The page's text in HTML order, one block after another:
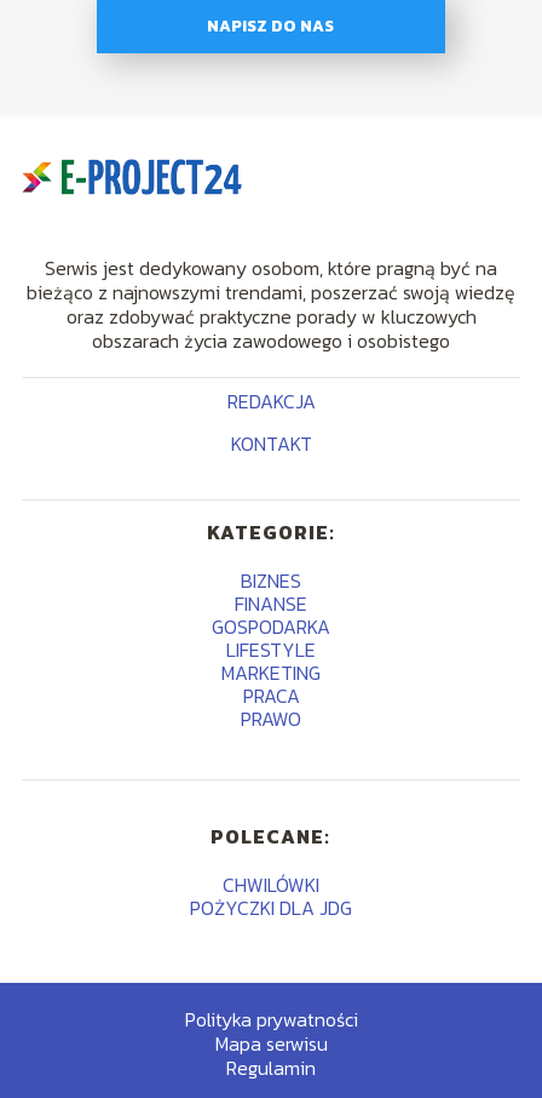
NAPISZ DO NAS
Serwis jest dedykowany osobom, które pragną być na
bieżąco z najnowszymi trendami, poszerzać swoją wiedzę
oraz zdobywać praktyczne porady w kluczowych
obszarach życia zawodowego i osobistego
REDAKCJA
KONTAKT
KATEGORIE:
BIZNES
FINANSE
GOSPODARKA
LIFESTYLE
MARKETING
PRACA
PRAWO
POLECANE:
CHWILÓWKI
POŻYCZKI DLA JDG
Polityka prywatności
Mapa serwisu
Regulamin